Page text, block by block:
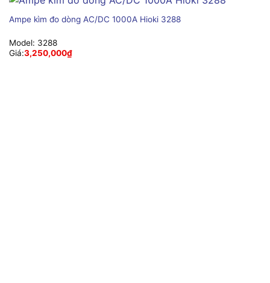
Ampe kìm đo dòng AC/DC 1000A Hioki 3288
Model: 3288
Giá:3,250,000₫